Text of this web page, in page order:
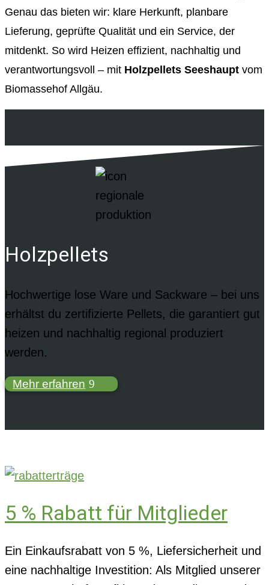
Genau das bieten wir: klare Herkunft, planbare
Lieferung, geprüfte Qualität und ein Service, der
mitdenkt. So wird Heizen effizient, nachhaltig und
verantwortungsvoll – mit Holzpellets Seeshaupt vom
Biomassehof Allgäu.
Holzpellets
Hochwertige lose Ware und Sackware – bei uns
erhältst du zertifizierte Pellets, die garantiert gut
heizen und nachhaltig regional produziert
werden.
Mehr erfahren
5 % Rabatt für Mitglieder
Ein Einkaufsrabatt von 5 %, Liefersicherheit und
eine nachhaltige Investition: Als Mitglied unserer